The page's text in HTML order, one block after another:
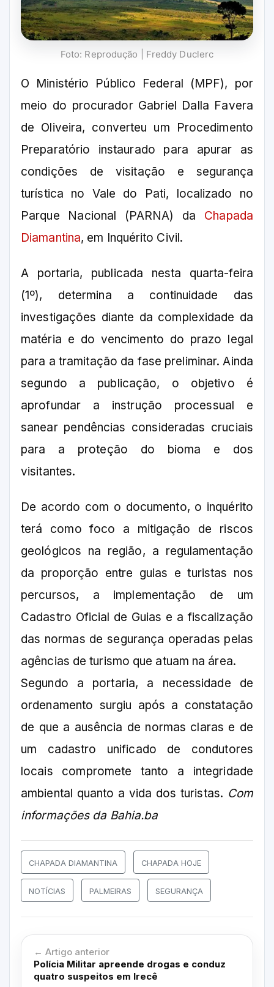
Foto: Reprodução | Freddy Duclerc
O Ministério Público Federal (MPF), por
meio do procurador Gabriel Dalla Favera
de Oliveira, converteu um Procedimento
Preparatório instaurado para apurar as
condições de visitação e segurança
turística no Vale do Pati, localizado no
Parque Nacional (PARNA) da Chapada
Diamantina, em Inquérito Civil.
A portaria, publicada nesta quarta-feira
(1º), determina a continuidade das
investigações diante da complexidade da
matéria e do vencimento do prazo legal
para a tramitação da fase preliminar. Ainda
segundo a publicação, o objetivo é
aprofundar a instrução processual e
sanear pendências consideradas cruciais
para a proteção do bioma e dos
visitantes.
De acordo com o documento, o inquérito
terá como foco a mitigação de riscos
geológicos na região, a regulamentação
da proporção entre guias e turistas nos
percursos, a implementação de um
Cadastro Oficial de Guias e a fiscalização
das normas de segurança operadas pelas
agências de turismo que atuam na área.
Segundo a portaria, a necessidade de
ordenamento surgiu após a constatação
de que a ausência de normas claras e de
um cadastro unificado de condutores
locais compromete tanto a integridade
ambiental quanto a vida dos turistas. Com
informações da Bahia.ba
CHAPADA DIAMANTINA CHAPADA HOJE
NOTÍCIAS PALMEIRAS SEGURANÇA
← Artigo anterior
Polícia Militar apreende drogas e conduz
quatro suspeitos em Irecê